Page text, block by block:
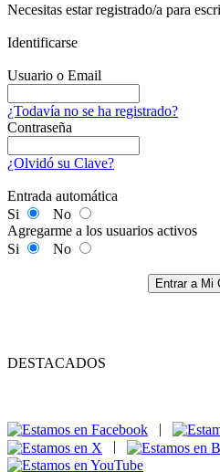
Necesitas estar registrado/a para
Identificarse
Usuario o Email
¿Todavía no se ha registrado?
Contraseña
¿Olvidó su Clave?
Entrada automática
Si
No
Agregarme a los usuarios activos
Si
No
Entrar a Mi
DESTACADOS
|
|